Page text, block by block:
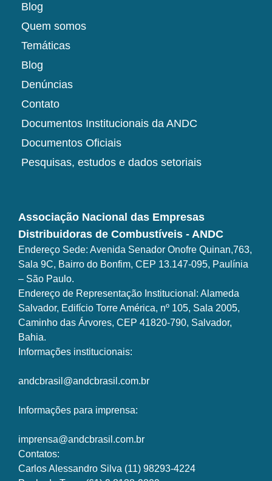
Blog
Quem somos
Temáticas
Blog
Denúncias
Contato
Documentos Institucionais da ANDC
Documentos Oficiais
Pesquisas, estudos e dados setoriais
Associação Nacional das Empresas
Distribuidoras de Combustíveis - ANDC
Endereço Sede: Avenida Senador Onofre Quinan,763,
Sala 9C, Bairro do Bonfim, CEP 13.147-095, Paulínia
– São Paulo.
Endereço de Representação Institucional: Alameda
Salvador, Edifício Torre América, nº 105, Sala 2005,
Caminho das Árvores, CEP 41820-790, Salvador,
Bahia.
Informações institucionais:
andcbrasil@andcbrasil.com.br
Informações para imprensa:
imprensa@andcbrasil.com.br
Contatos:
Carlos Alessandro Silva (11) 98293-4224